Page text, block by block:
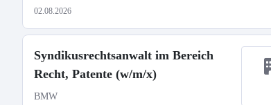
02.08.2026
Syndikusrechtsanwalt im Bereich
Recht, Patente (w/m/x)
BMW